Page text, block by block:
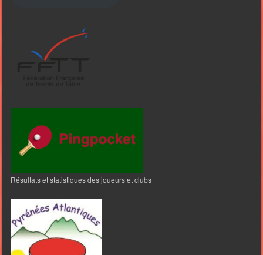
Résultats et statistiques des joueurs et clubs